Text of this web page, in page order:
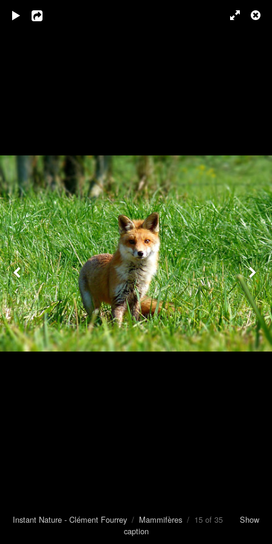
Instant Nature - Clément Fourrey / Mammifères / 15 of 35 Show
caption